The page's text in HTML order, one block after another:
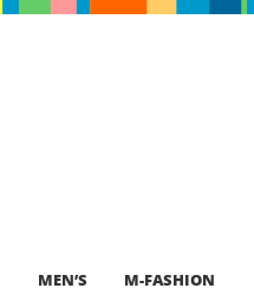
MEN’S M-FASHION